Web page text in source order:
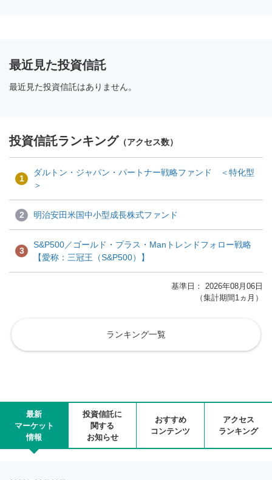
最近見た投資信託
最近見た投資信託はありません。
投資信託ランキング （アクセス数）
1
ダルトン・ジャパン・パートナー戦略ファンド ＜特化型
＞
2 明治安田米国中小型成長株式ファンド
3
S&P500／ゴールド・プラス・Manトレンドフォロー戦略
【愛称：三冠王（S&P500）】
基準日： 2026年08月06日
（集計期間1ヵ月）
ランキング一覧
最新
マーケット
情報
投資信託に
関する
お知らせ
おすすめ
コンテンツ
アクセス
ランキング